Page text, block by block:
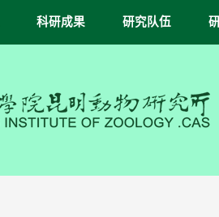
科研成果 研究队伍